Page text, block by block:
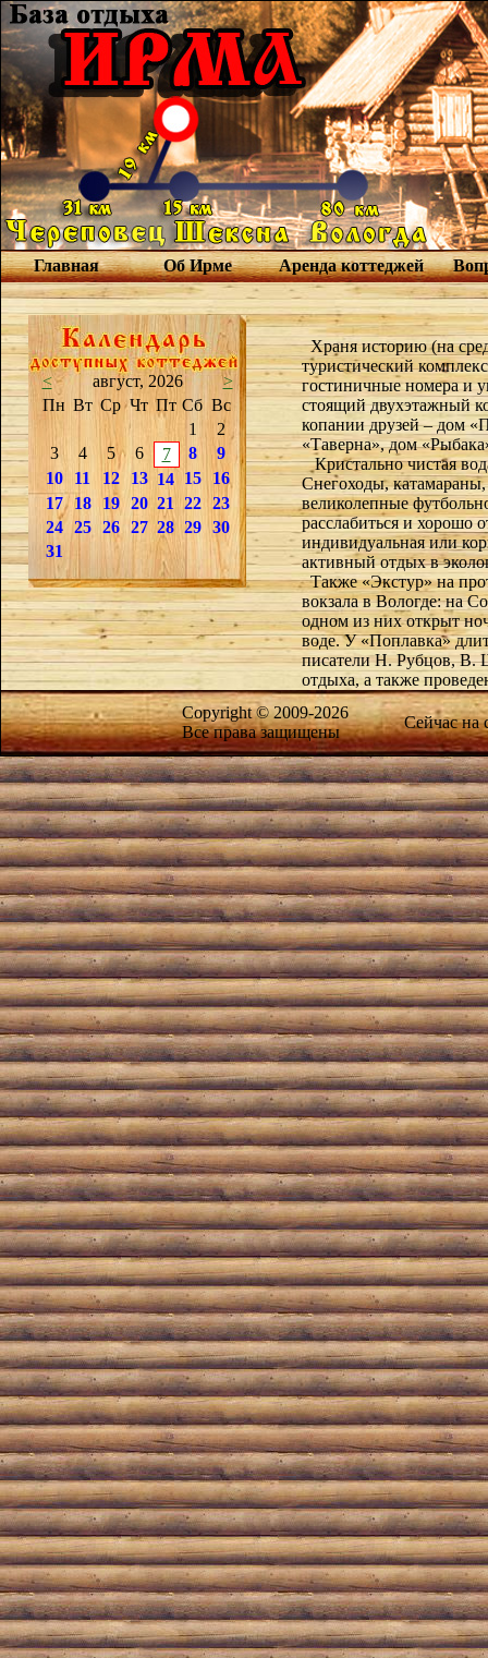
Главная Об Ирме Аренда коттеджей
< август, 2026
>
Пн Вт Ср Чт Пт Сб Вс
1
2
3
4 5 6 7 8
9
10
11 12 13 14 15
16
17
18 19 20 21 22
23
24
25 26 27 28 29
30
31
Храня историю (на
туристический
гостиничные номера и
стоящий двухэтажный
копании друзей – дом
«Таверна», дом
Кристально чистая
Снегоходы,
великолепные
расслабиться и хорошо
индивидуальная или
активный отдых в
Также «Экстур» на
вокзала в Вологде: на
одном из них открыт
воде. У «Поплавка»
писатели Н. Рубцов, В.
отдыха, а также
Copyright © 2009-2026
Все права защищены
Сейчас на